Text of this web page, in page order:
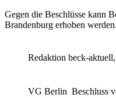
Gegen die Beschlüsse kann
Brandenburg erhoben werden.
Redaktion beck-
VG Berlin Beschluss